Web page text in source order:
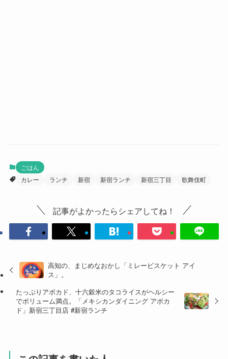
ごはん
カレー
ランチ 新宿 新宿ランチ 新宿三丁目 歌舞伎町
記事がよかったらシェアしてね！
高知の、まじめなおかし「ミレービスケット アイ
ス」。
たっぷりアボカド、十六穀米のタコライスがヘルシー
でボリューム満点。「メキシカンダイニング アボカ
ド」新宿三丁目店 #新宿ランチ